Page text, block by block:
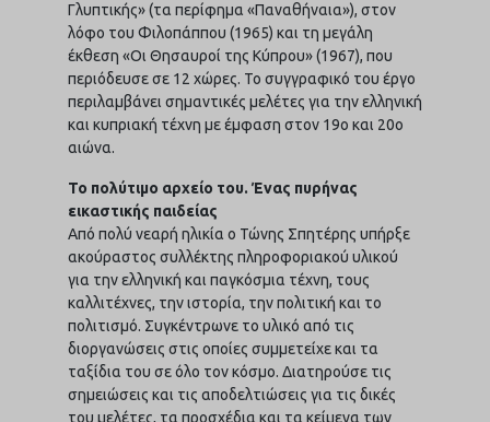
Γλυπτικής» (τα περίφημα «Παναθήναια»), στον
λόφο του Φιλοπάππου (1965) και τη μεγάλη
έκθεση «Οι Θησαυροί της Κύπρου» (1967), που
περιόδευσε σε 12 χώρες. Το συγγραφικό του έργο
περιλαμβάνει σημαντικές μελέτες για την ελληνική
και κυπριακή τέχνη με έμφαση στον 19ο και 20ο
αιώνα.
Το πολύτιμο αρχείο του. Ένας πυρήνας
εικαστικής παιδείας
Από πολύ νεαρή ηλικία ο Τώνης Σπητέρης υπήρξε
ακούραστος συλλέκτης πληροφοριακού υλικού
για την ελληνική και παγκόσμια τέχνη, τους
καλλιτέχνες, την ιστορία, την πολιτική και το
πολιτισμό. Συγκέντρωνε το υλικό από τις
διοργανώσεις στις οποίες συμμετείχε και τα
ταξίδια του σε όλο τον κόσμο. Διατηρούσε τις
σημειώσεις και τις αποδελτιώσεις για τις δικές
του μελέτες, τα προσχέδια και τα κείμενα των